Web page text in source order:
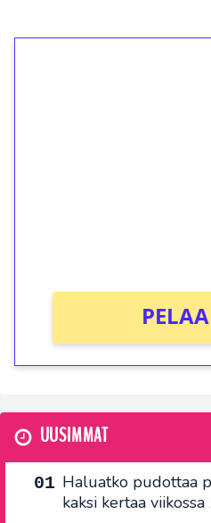
UUSIMMAT
Haluatko pudottaa
kaksi kertaa